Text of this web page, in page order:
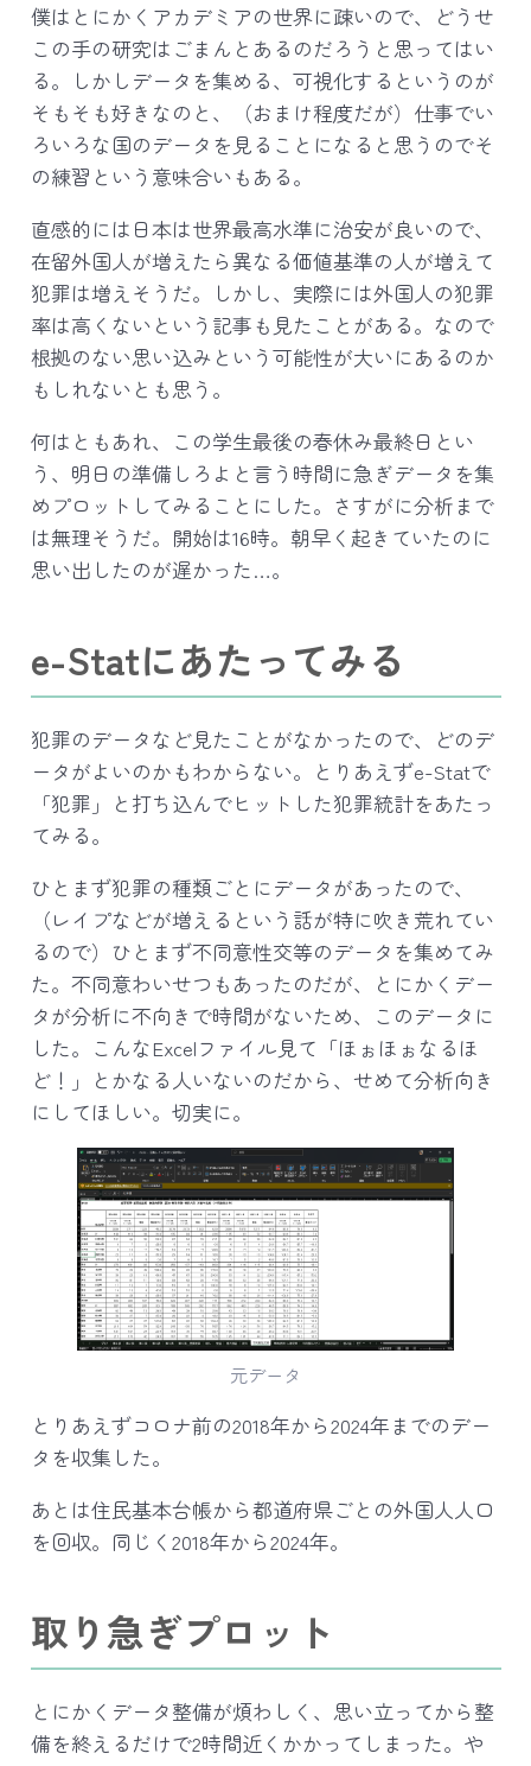
僕はとにかくアカデミアの世界に疎いので、どうせ
この手の研究はごまんとあるのだろうと思ってはい
る。しかしデータを集める、可視化するというのが
そもそも好きなのと、（おまけ程度だが）仕事でい
ろいろな国のデータを見ることになると思うのでそ
の練習という意味合いもある。
直感的には日本は世界最高水準に治安が良いので、
在留外国人が増えたら異なる価値基準の人が増えて
犯罪は増えそうだ。しかし、実際には外国人の犯罪
率は高くないという記事も見たことがある。なので
根拠のない思い込みという可能性が大いにあるのか
もしれないとも思う。
何はともあれ、この学生最後の春休み最終日とい
う、明日の準備しろよと言う時間に急ぎデータを集
めプロットしてみることにした。さすがに分析まで
は無理そうだ。開始は16時。朝早く起きていたのに
思い出したのが遅かった…。
e-Statにあたってみる
犯罪のデータなど見たことがなかったので、どのデ
ータがよいのかもわからない。とりあえずe-Statで
「犯罪」と打ち込んでヒットした犯罪統計をあたっ
てみる。
ひとまず犯罪の種類ごとにデータがあったので、
（レイプなどが増えるという話が特に吹き荒れてい
るので）ひとまず不同意性交等のデータを集めてみ
た。不同意わいせつもあったのだが、とにかくデー
タが分析に不向きで時間がないため、このデータに
した。こんなExcelファイル見て「ほぉほぉなるほ
ど！」とかなる人いないのだから、せめて分析向き
にしてほしい。切実に。
元データ
とりあえずコロナ前の2018年から2024年までのデー
タを収集した。
あとは住民基本台帳から都道府県ごとの外国人人口
を回収。同じく2018年から2024年。
取り急ぎプロット
とにかくデータ整備が煩わしく、思い立ってから整
備を終えるだけで2時間近くかかってしまった。や